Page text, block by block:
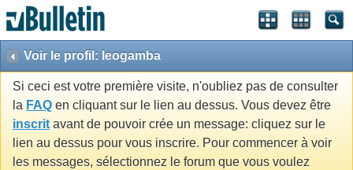
Voir le profil: leogamba
Si ceci est votre première visite, n'oubliez pas de consulter
la FAQ en cliquant sur le lien au dessus. Vous devez être
inscrit avant de pouvoir crée un message: cliquez sur le
lien au dessus pour vous inscrire. Pour commencer à voir
les messages, sélectionnez le forum que vous voulez